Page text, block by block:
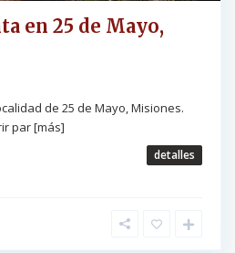
en 25 de Mayo,
de 25 de Mayo, Misiones.
par[más]
detalles